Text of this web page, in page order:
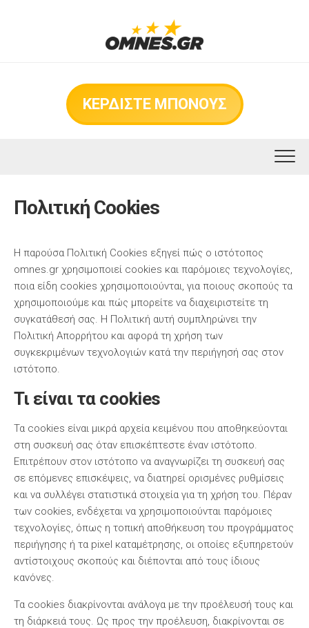
ΚΕΡΔΙΣΤΕ ΜΠΟΝΟΥΣ
Πολιτική Cookies
Η παρούσα Πολιτική Cookies εξηγεί πώς ο ιστότοπος
omnes.gr χρησιμοποιεί cookies και παρόμοιες τεχνολογίες,
ποια είδη cookies χρησιμοποιούνται, για ποιους σκοπούς τα
χρησιμοποιούμε και πώς μπορείτε να διαχειριστείτε τη
συγκατάθεσή σας. Η Πολιτική αυτή συμπληρώνει την
Πολιτική Απορρήτου και αφορά τη χρήση των
συγκεκριμένων τεχνολογιών κατά την περιήγησή σας στον
ιστότοπο.
Τι είναι τα cookies
Τα cookies είναι μικρά αρχεία κειμένου που αποθηκεύονται
στη συσκευή σας όταν επισκέπτεστε έναν ιστότοπο.
Επιτρέπουν στον ιστότοπο να αναγνωρίζει τη συσκευή σας
σε επόμενες επισκέψεις, να διατηρεί ορισμένες ρυθμίσεις
και να συλλέγει στατιστικά στοιχεία για τη χρήση του. Πέραν
των cookies, ενδέχεται να χρησιμοποιούνται παρόμοιες
τεχνολογίες, όπως η τοπική αποθήκευση του προγράμματος
περιήγησης ή τα pixel καταμέτρησης, οι οποίες εξυπηρετούν
αντίστοιχους σκοπούς και διέπονται από τους ίδιους
κανόνες.
Τα cookies διακρίνονται ανάλογα με την προέλευσή τους και
τη διάρκειά τους. Ως προς την προέλευση, διακρίνονται σε